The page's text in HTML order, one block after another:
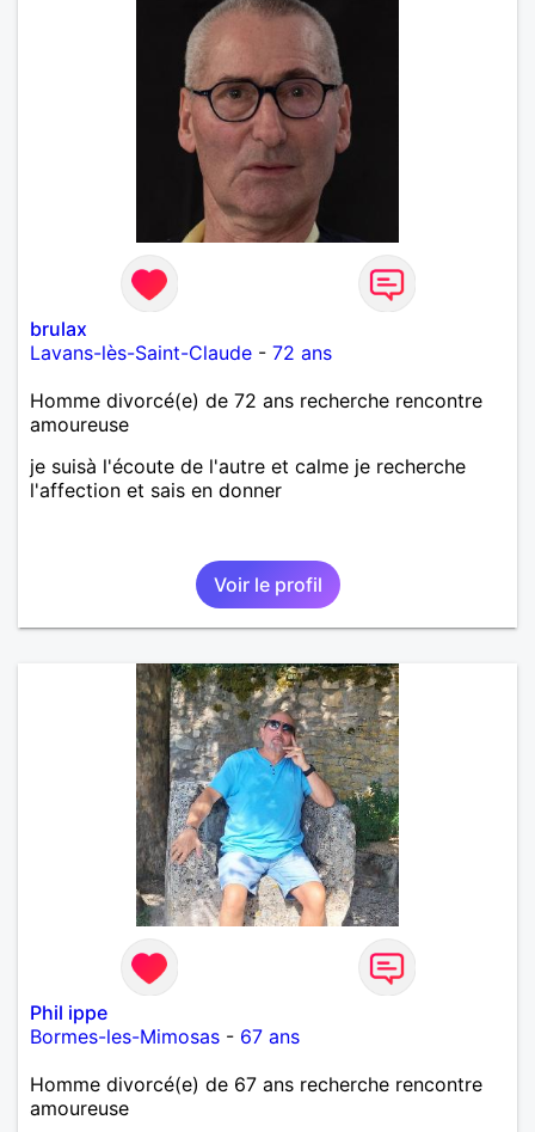
brulax
Lavans-lès-Saint-Claude - 72 ans
Homme divorcé(e) de 72 ans recherche rencontre
amoureuse
je suisà l'écoute de l'autre et calme je recherche
l'affection et sais en donner
Voir le profil
Phil ippe
Bormes-les-Mimosas - 67 ans
Homme divorcé(e) de 67 ans recherche rencontre
amoureuse